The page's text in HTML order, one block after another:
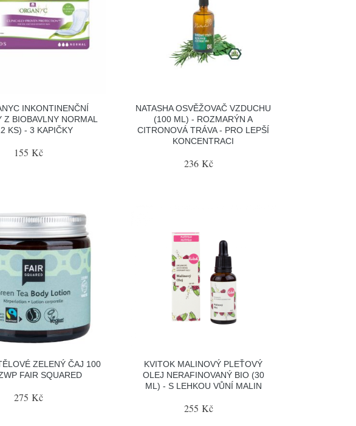
INKONTINENČNÍ
Z BIOBAVLNY NORMAL
KS) - 3 KAPIČKY
155 Kč
NATASHA OSVĚŽOVAČ VZDUCHU
(100 ML) - ROZMARÝN A
CITRONOVÁ TRÁVA - PRO LEPŠÍ
KONCENTRACI
236 Kč
ZELENÝ ČAJ 100
FAIR SQUARED
275 Kč
KVITOK MALINOVÝ PLEŤOVÝ
OLEJ NERAFINOVANÝ BIO (30
ML) - S LEHKOU VŮNÍ MALIN
255 Kč